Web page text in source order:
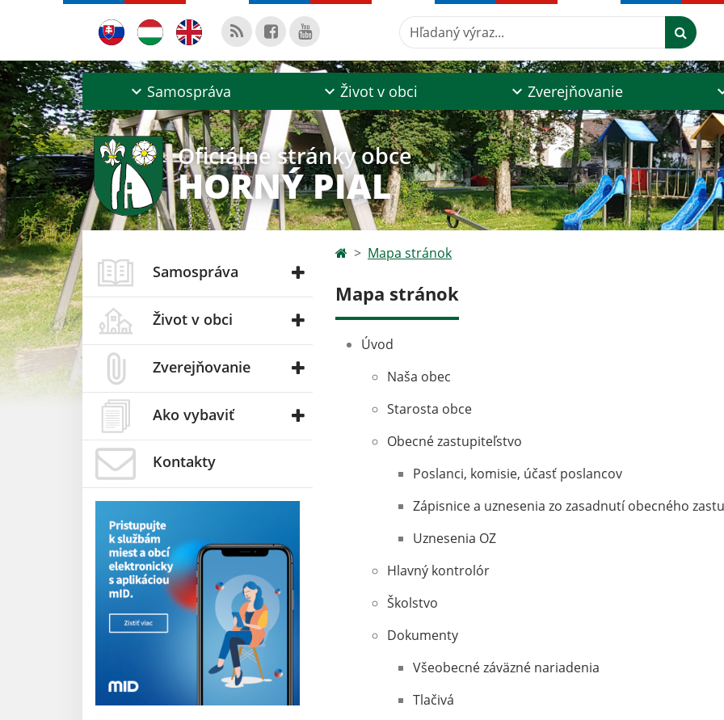
Hľadaný výraz...
Samospráva Život v obci Zverejňovanie
Oficiálne stránky obce
HORNÝ PIAL
Samospráva
Život v obci
Zverejňovanie
Ako vybaviť
Kontakty
Mapa stránok
Mapa stránok
Úvod
Naša obec
Starosta obce
Obecné zastupiteľstvo
Poslanci, komisie, účasť poslancov
Zápisnice a uznesenia zo zasadnutí obecného
Uznesenia OZ
Hlavný kontrolór
Školstvo
Dokumenty
Všeobecné záväzné nariadenia
Tlačivá